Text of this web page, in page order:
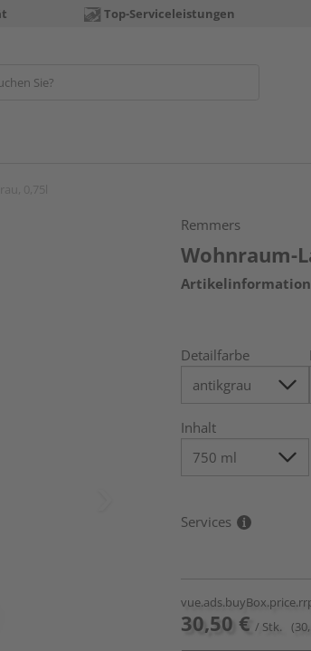
Top-Serviceleistungen
Remmers
Wohnraum-
Detailfarbe
Inhalt
Services
30,50 € / Stk.